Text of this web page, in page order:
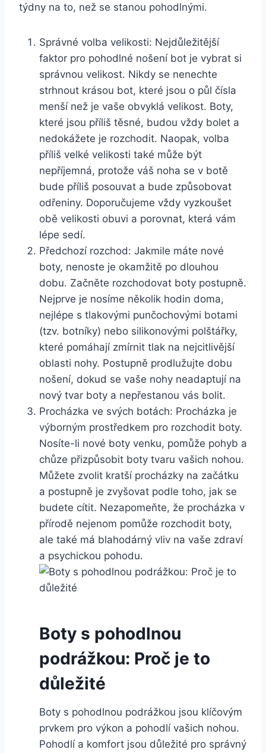
týdny na to, než se stanou pohodlnými.
Správné volba⁢ velikosti: ‍Nejdůležitější
faktor ‍pro pohodlné nošení bot je ‌vybrat si
správnou velikost. Nikdy se⁢ nenechte
strhnout krásou‍ bot, ​které jsou o půl čísla
menší než je vaše obvyklá velikost. Boty,
které jsou příliš těsné, budou vždy bolet a
nedokážete je rozchodit. ⁢Naopak, volba
příliš velké velikosti také⁢ může být
nepříjemná, protože ‍váš noha se‍ v botě
bude příliš posouvat a bude způsobovat
odřeniny. Doporučujeme vždy ​vyzkoušet
obě‌ velikosti obuvi a porovnat, která vám
lépe sedí.
Předchozí rozchod: Jakmile ‌máte nové
boty, nenoste je okamžitě po ⁢dlouhou
dobu. Začněte rozchodovat boty postupně.
Nejprve je nosíme několik ⁤hodin doma,
nejlépe s tlakovými punčochovými ‌botami
(tzv. ​botníky) nebo silikonovými ⁣polštářky,‌
které pomáhají‌ zmírnit tlak na nejcitlivější
oblasti nohy. Postupně ⁢prodlužujte dobu
⁤nošení, dokud se vaše nohy neadaptují na
nový tvar boty a‍ nepřestanou‍ vás bolit.
Procházka ve svých botách: Procházka je
výborným prostředkem pro ⁣rozchodit boty.
Nosíte-li nové boty venku, pomůže pohyb a
chůze přizpůsobit boty tvaru ‍vašich nohou.
Můžete ‌zvolit kratší procházky na začátku
a postupně je zvyšovat⁢ podle toho, jak se
⁣budete cítit. Nezapomeňte, že procházka v
přírodě nejenom pomůže​ rozchodit boty,
⁤ale také má blahodárný vliv na vaše zdraví
a psychickou pohodu.
Boty s pohodlnou
podrážkou: Proč je ⁣to
důležité
Boty s pohodlnou podrážkou jsou klíčovým
prvkem ‍pro výkon a pohodlí vašich ⁢nohou. ​
Pohodlí a komfort ‍jsou důležité pro správný